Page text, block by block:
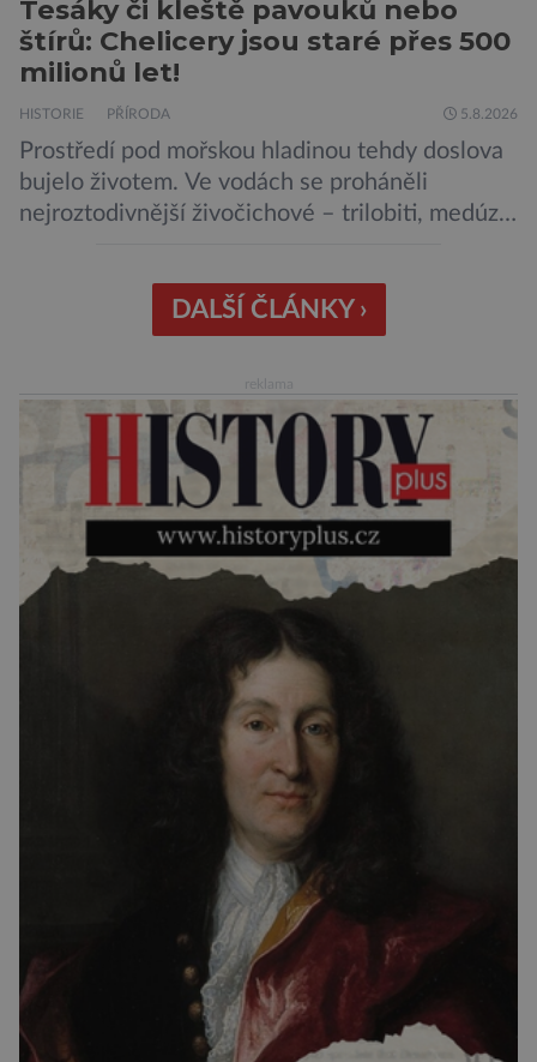
Tesáky či kleště pavouků nebo
štírů: Chelicery jsou staré přes 500
milionů let!
HISTORIE PŘÍRODA 5.8.2026
Prostředí pod mořskou hladinou tehdy doslova
bujelo životem. Ve vodách se proháněli
nejroztodivnější živočichové – trilobiti, medúzy
zárodky zbraní typických pro dnešní pavouky.
Pavouci, štíři či klíšťata jsou členovci patřící do
chelicerami, které u nich představují právě […]
DALŠÍ ČLÁNKY ›